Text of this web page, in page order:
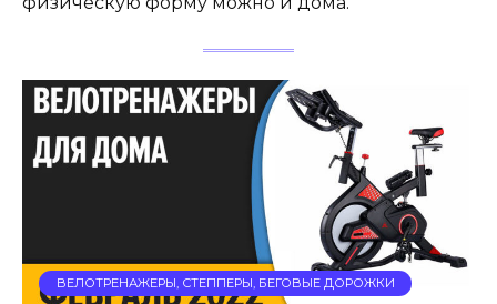
ВЕЛОТРЕНАЖЕРЫ, СТЕППЕРЫ, БЕГОВЫЕ ДОРОЖКИ